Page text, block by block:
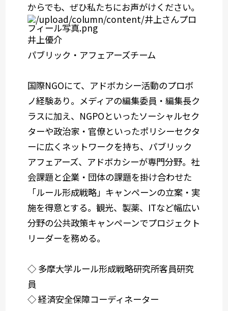
からでも、ぜひ私たちにお声がけください。
井上優介
パブリック・アフェアーズチーム
国際NGOにて、アドボカシー活動のプロボ
ノ経験あり。メディアの編集委員・編集長ク
ラスに加え、NGPOといったソーシャルセク
ターや政治家・官僚といったポリシーセクタ
ーに広くネットワークを持ち、パブリック
アフェアーズ、アドボカシーが専門分野。社
会課題と企業・団体の課題を掛け合わせた
「ルール形成戦略」キャンペーンの立案・実
施を得意とする。観光、製薬、ITなど幅広い
分野の公共政策キャンペーンでプロジェクト
リーダーを務める。
◇ 多摩大学ルール形成戦略研究所客員研究
員
◇ 経済安全保障コーディネーター